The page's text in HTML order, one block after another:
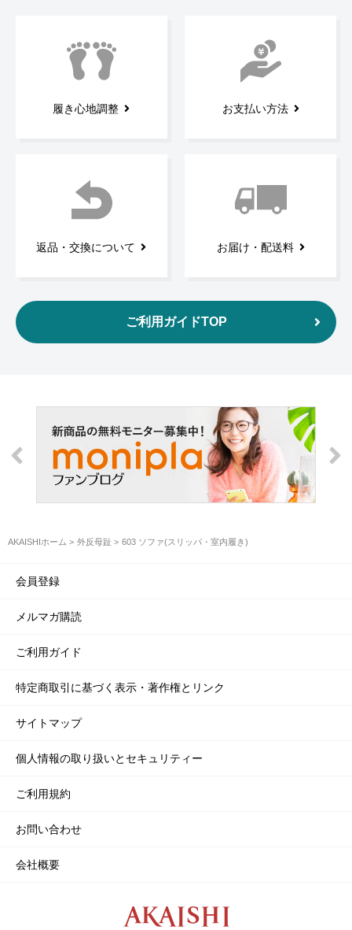
履き心地調整 お支払い方法
返品・交換について お届け・配送料
ご利用ガイドTOP
AKAISHIホーム 外反母趾 603 ソファ(スリッパ・室内履き)
会員登録
メルマガ購読
ご利用ガイド
特定商取引に基づく表示・著作権とリンク
サイトマップ
個人情報の取り扱いとセキュリティー
ご利用規約
お問い合わせ
会社概要